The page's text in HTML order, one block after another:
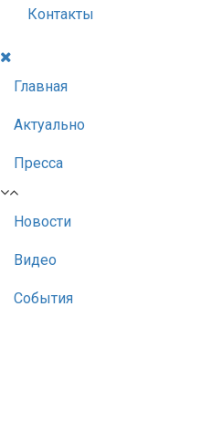
Контакты
Главная
Актуально
Пресса
Новости
Видео
События